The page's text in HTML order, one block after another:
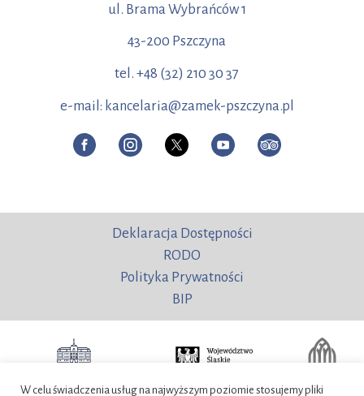
ul. Brama Wybrańców 1
43-200 Pszczyna
tel. +48 (32) 210 30 37
e-mail: kancelaria@zamek-pszczyna.pl
Deklaracja Dostępności
RODO
Polityka Prywatności
BIP
W celu świadczenia usług na najwyższym poziomie stosujemy pliki